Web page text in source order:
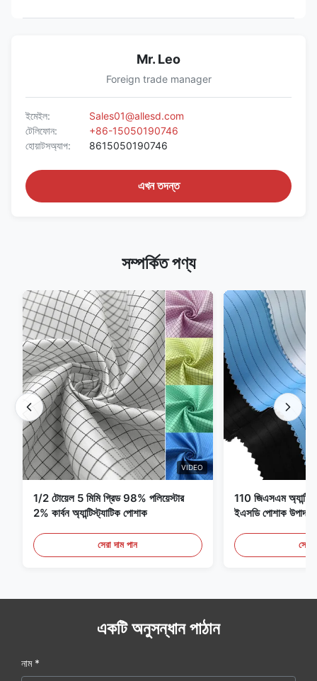
Mr. Leo
Foreign trade manager
ইমেইল:
Sales01@allesd.com
টেলিফোন:
+86-15050190746
হোয়াটসঅ্যাপ:
8615050190746
এখন তদন্ত
সম্পর্কিত পণ্য
VIDEO
1/2 টোয়েল 5 মিমি গ্রিড 98% পলিয়েস্টার
2% কার্বন অ্যান্টিস্ট্যাটিক পোশাক
সেরা দাম পান
110 জিএসএম অ্যান্টি
ইএসডি পোশাক উপাদান
সেরা
একটি অনুসন্ধান পাঠান
নাম *